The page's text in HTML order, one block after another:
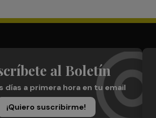
al Boletín
días a primera hora en tu email
¡Quiero suscribirme!